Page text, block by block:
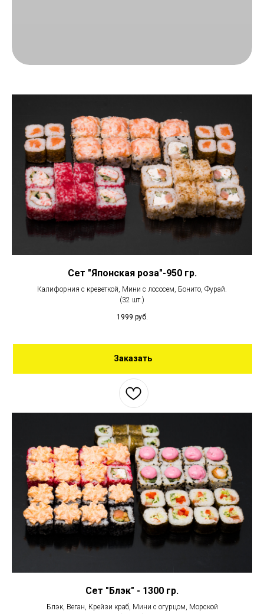
Сет "Японская роза"-950 гр.
Калифорния с креветкой, Мини с лососем, Бонито, Фурай.
(32 шт.)
1999 руб.
Заказать
Сет "Блэк" - 1300 гр.
Блэк, Веган, Крейзи краб, Мини с огурцом, Морской